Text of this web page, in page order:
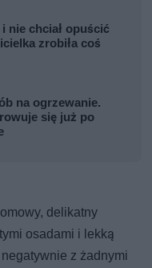
i nie chciał opuścić
zrobiła coś
na ogrzewanie.
się już po
delikatny
osadami i lekką
z żadnymi